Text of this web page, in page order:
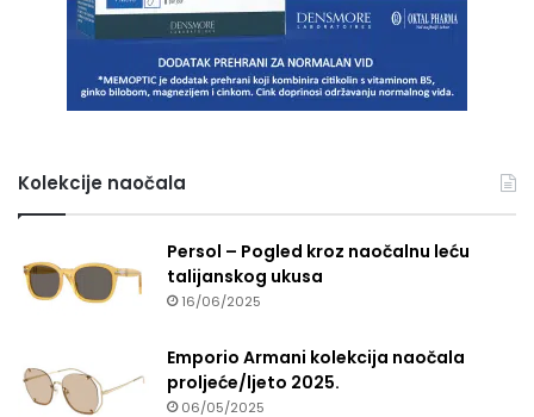
Kolekcije naočala
Persol – Pogled kroz naočalnu leću
talijanskog ukusa
16/06/2025
Emporio Armani kolekcija naočala
proljeće/ljeto 2025.
06/05/2025